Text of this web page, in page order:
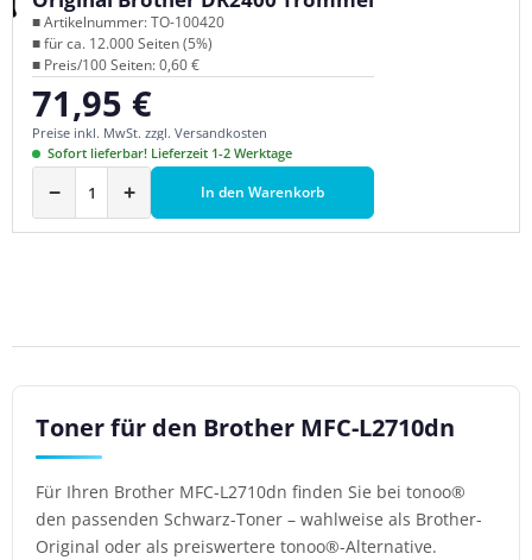
■ Artikelnummer: TO-100420
■ für ca. 12.000 Seiten (5%)
■ Preis/100 Seiten: 0,60 €
Regulärer Preis:
71,95 €
Preise inkl. MwSt. zzgl. Versandkosten
Sofort lieferbar! Lieferzeit 1-2 Werktage
− + In den Warenkorb
Toner für den Brother MFC-L2710dn
Für Ihren Brother MFC-L2710dn finden Sie bei tonoo®
den passenden Schwarz-Toner – wahlweise als Brother-
Original oder als preiswertere tonoo®-Alternative.